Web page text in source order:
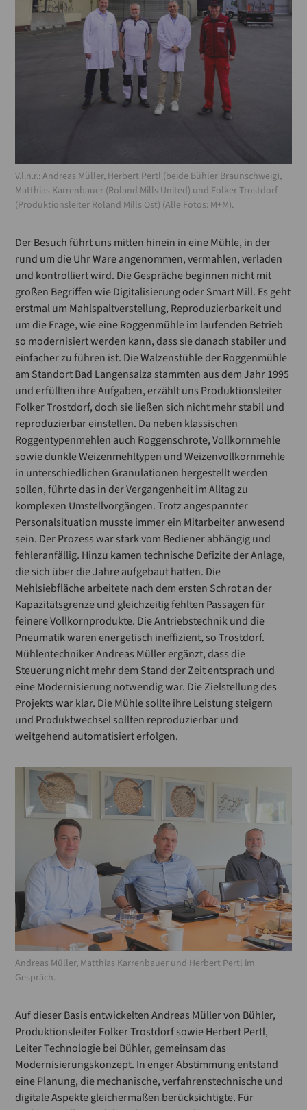
V.l.n.r.: Andreas Müller, Herbert Pertl (beide Bühler Braunschweig),
Matthias Karrenbauer (Roland Mills United) und Folker Trostdorf
(Produktionsleiter Roland Mills Ost) (Alle Fotos: M+M).
Der Besuch führt uns mitten hinein in eine Mühle, in der
rund um die Uhr Ware angenommen, vermahlen, verladen
und kontrolliert wird. Die Gespräche beginnen nicht mit
großen Begriffen wie Digitalisierung oder Smart Mill. Es geht
erstmal um Mahlspaltverstellung, Reproduzierbarkeit und
um die Frage, wie eine Roggenmühle im laufenden Betrieb
so modernisiert werden kann, dass sie danach stabiler und
einfacher zu führen ist. Die Walzenstühle der Roggenmühle
am Standort Bad Langensalza stammten aus dem Jahr 1995
und erfüllten ihre Aufgaben, erzählt uns Produktionsleiter
Folker Trostdorf, doch sie ließen sich nicht mehr stabil und
reproduzierbar einstellen. Da neben klassischen
Roggentypenmehlen auch Roggenschrote, Vollkornmehle
sowie dunkle Weizenmehltypen und Weizenvollkornmehle
in unterschiedlichen Granulationen hergestellt werden
sollen, führte das in der Vergangenheit im Alltag zu
komplexen Umstellvorgängen. Trotz angespannter
Personalsituation musste immer ein Mitarbeiter anwesend
sein. Der Prozess war stark vom Bediener abhängig und
fehleranfällig. Hinzu kamen technische Defizite der Anlage,
die sich über die Jahre aufgebaut hatten. Die
Mehlsiebfläche arbeitete nach dem ersten Schrot an der
Kapazitätsgrenze und gleichzeitig fehlten Passagen für
feinere Vollkornprodukte. Die Antriebstechnik und die
Pneumatik waren energetisch ineffizient, so Trostdorf.
Mühlentechniker Andreas Müller ergänzt, dass die
Steuerung nicht mehr dem Stand der Zeit entsprach und
eine Modernisierung notwendig war. Die Zielstellung des
Projekts war klar. Die Mühle sollte ihre Leistung steigern
und Produktwechsel sollten reproduzierbar und
weitgehend automatisiert erfolgen.
Andreas Müller, Matthias Karrenbauer und Herbert Pertl im
Gespräch.
Auf dieser Basis entwickelten Andreas Müller von Bühler,
Produktionsleiter Folker Trostdorf sowie Herbert Pertl,
Leiter Technologie bei Bühler, gemeinsam das
Modernisierungskonzept. In enger Abstimmung entstand
eine Planung, die mechanische, verfahrenstechnische und
digitale Aspekte gleichermaßen berücksichtigte. Für